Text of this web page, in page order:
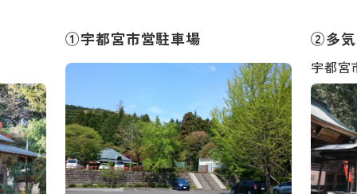
①宇都宮市営駐車場 ②多気
宇都宮